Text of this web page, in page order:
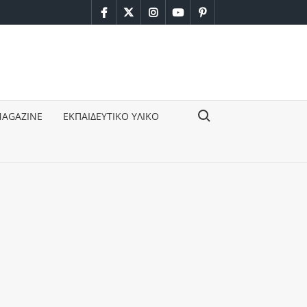
facebook
twitterinstagram
youtubepinterest
ΕΚΠΑΙΔΕΥΤΙΚΟ ΥΛΙΚΟ Search for: